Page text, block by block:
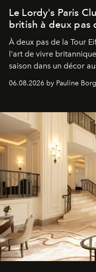
Le Lordy's Paris
british à deux pas
À deux pas de la Tour
l'art de vivre
saison dans un décor
06.08.2026 by Pauline